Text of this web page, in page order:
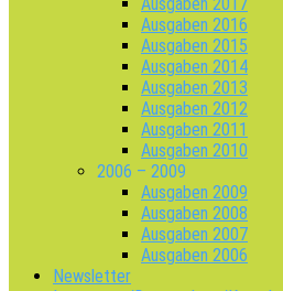
Ausgaben 2016
Ausgaben 2015
Ausgaben 2014
Ausgaben 2013
Ausgaben 2012
Ausgaben 2011
Ausgaben 2010
2006 – 2009
Ausgaben 2009
Ausgaben 2008
Ausgaben 2007
Ausgaben 2006
Newsletter